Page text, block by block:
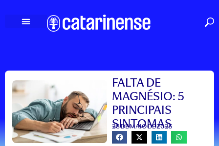
FALTA DE
MAGNÉSIO: 5
PRINCIPAIS
SINTOMAS
28 DE MAIO DE 2025